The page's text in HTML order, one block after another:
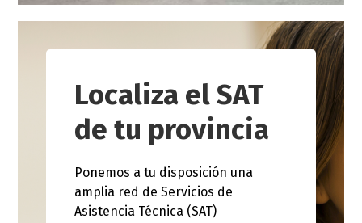
Localiza el SAT
de tu provincia
Ponemos a tu disposición una
amplia red de Servicios de
Asistencia Técnica (SAT)